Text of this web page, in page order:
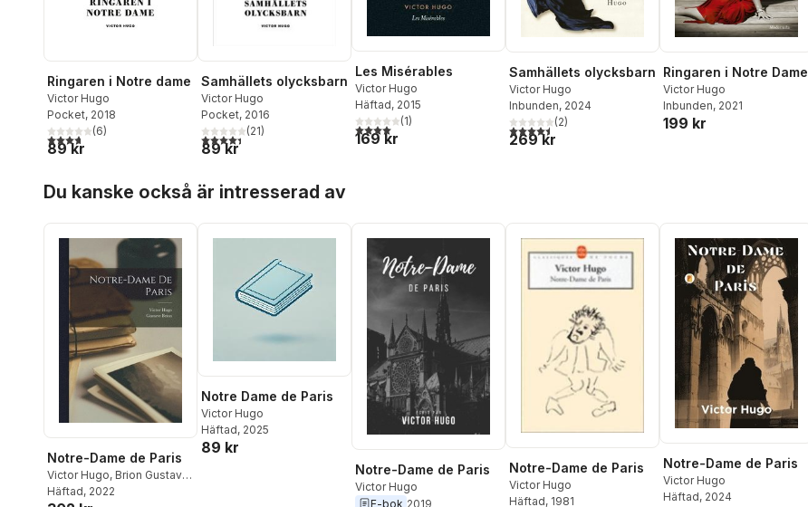
Ringaren i Notre dame
Victor Hugo
Pocket, 2018
3,7utav 5 stjärnor. Totalt antal röster:
(6)
89 kr
Samhällets olycksbarn
Victor Hugo
Pocket, 2016
4,4utav 5 stjärnor. Totalt antal röster:
(21)
89 kr
Les Misérables
Victor Hugo
Häftad, 2015
4,0utav 5 stjärnor. Totalt antal röster:
(1)
169 kr
Samhällets olycksbarn
Victor Hugo
Inbunden, 2024
4,5utav 5 stjärnor. Totalt antal röster:
(2)
269 kr
Ringaren i Notre Dame
Victor Hugo
Inbunden, 2021
199 kr
Du kanske också är intresserad av
Notre-Dame de Paris
Victor Hugo, Brion Gustave
1824-1877
Häftad, 2022
Notre Dame de Paris
Victor Hugo
Häftad, 2025
89 kr
Notre-Dame de Paris
Victor Hugo
E-bok 2019
Notre-Dame de Paris
Victor Hugo
Häftad, 1981
Notre-Dame de Paris
Victor Hugo
Häftad, 2024